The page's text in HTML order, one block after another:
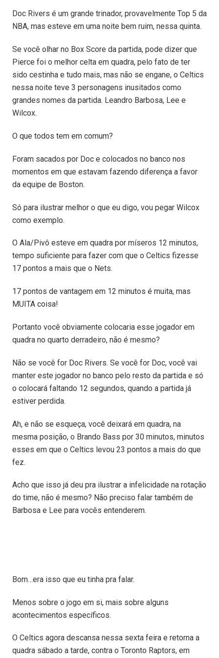
Doc Rivers é um grande trinador, provavelmente Top 5 da
NBA, mas esteve em uma noite bem ruim, nessa quinta.
Se você olhar no Box Score da partida, pode dizer que
Pierce foi o melhor celta em quadra, pelo fato de ter
sido cestinha e tudo mais, mas não se engane, o Celtics
nessa noite teve 3 personagens inusitados como
grandes nomes da partida. Leandro Barbosa, Lee e
Wilcox.
O que todos tem em comum?
Foram sacados por Doc e colocados no banco nos
momentos em que estavam fazendo diferença a favor
da equipe de Boston.
Só para ilustrar melhor o que eu digo, vou pegar Wilcox
como exemplo.
O Ala/Pivô esteve em quadra por míseros 12 minutos,
tempo suficiente para fazer com que o Celtics fizesse
17 pontos a mais que o Nets.
17 pontos de vantagem em 12 minutos é muita, mas
MUITA coisa!
Portanto você obviamente colocaria esse jogador em
quadra no quarto derradeiro, não é mesmo?
Não se você for Doc Rivers. Se você for Doc, você vai
manter este jogador no banco pelo resto da partida e só
o colocará faltando 12 segundos, quando a partida já
estiver perdida.
Ah, e não se esqueça, você deixará em quadra, na
mesma posição, o Brando Bass por 30 minutos, minutos
esses em que o Celtics levou 23 pontos a mais do que
fez.
Acho que isso já deu pra ilustrar a infelicidade na rotação
do time, não é mesmo? Não preciso falar também de
Barbosa e Lee para vocês entenderem.
Bom…era isso que eu tinha pra falar.
Menos sobre o jogo em si, mais sobre alguns
acontecimentos específicos.
O Celtics agora descansa nessa sexta feira e retorna a
quadra sábado a tarde, contra o Toronto Raptors, em